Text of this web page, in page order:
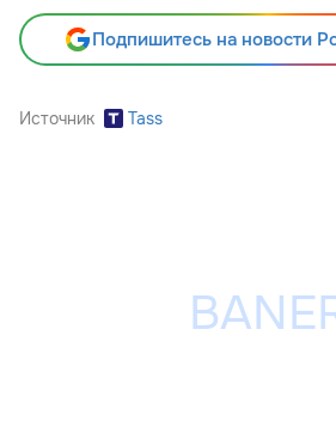
Подпишитесь на новости
Источник Tass